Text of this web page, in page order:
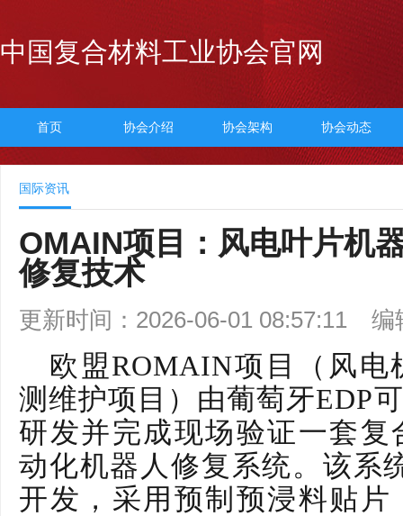
中国复合材料工业协会官网
首页 协会介绍 协会架构 协会动态
国际资讯
OMAIN项目：风电叶片机
修复技术
更新时间：2026-06-01 08:57:11 编
欧盟ROMAIN项目（风
测维护项目）由葡萄牙EDP
研发并完成现场验证一套
动化机器人修复系统。该系
开发，采用预制预浸料贴